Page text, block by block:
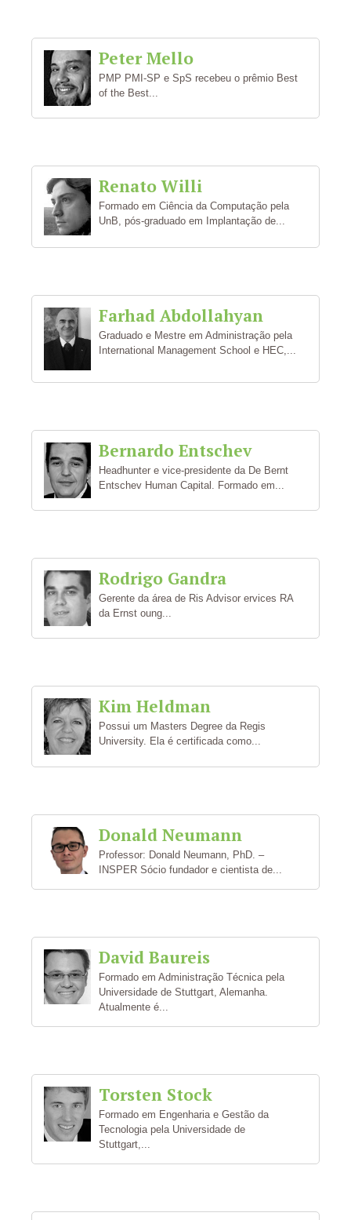
Peter Mello
PMP PMI-SP e SpS recebeu o prêmio Best
of the Best...
Renato Willi
Formado em Ciência da Computação pela
UnB, pós-graduado em Implantação de...
Farhad Abdollahyan
Graduado e Mestre em Administração pela
International Management School e HEC,...
Bernardo Entschev
Headhunter e vice-presidente da De Bernt
Entschev Human Capital. Formado em...
Rodrigo Gandra
Gerente da área de Ris Advisor ervices RA
da Ernst oung...
Kim Heldman
Possui um Masters Degree da Regis
University. Ela é certificada como...
Donald Neumann
Professor: Donald Neumann, PhD. –
INSPER Sócio fundador e cientista de...
David Baureis
Formado em Administração Técnica pela
Universidade de Stuttgart, Alemanha.
Atualmente é...
Torsten Stock
Formado em Engenharia e Gestão da
Tecnologia pela Universidade de
Stuttgart,...